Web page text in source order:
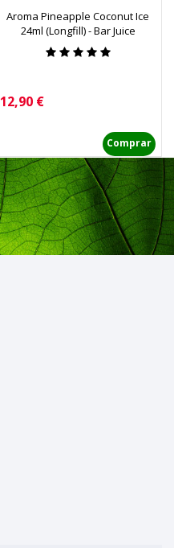
Aroma Pineapple Coconut Ice
24ml (Longfill) - Bar Juice
Precio
12,90 €
Comprar